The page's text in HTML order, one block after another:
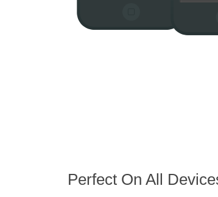
Perfect On All